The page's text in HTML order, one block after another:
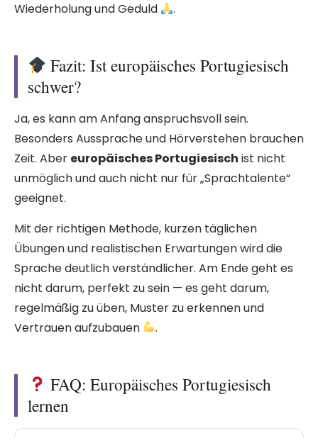
Wiederholung und Geduld
.
Fazit: Ist europäisches Portugiesisch
schwer?
Ja, es kann am Anfang anspruchsvoll sein.
Besonders Aussprache und Hörverstehen brauchen
Zeit. Aber europäisches Portugiesisch ist nicht
unmöglich und auch nicht nur für „Sprachtalente“
geeignet.
Mit der richtigen Methode, kurzen täglichen
Übungen und realistischen Erwartungen wird die
Sprache deutlich verständlicher. Am Ende geht es
nicht darum, perfekt zu sein — es geht darum,
regelmäßig zu üben, Muster zu erkennen und
Vertrauen aufzubauen
.
FAQ: Europäisches Portugiesisch
lernen